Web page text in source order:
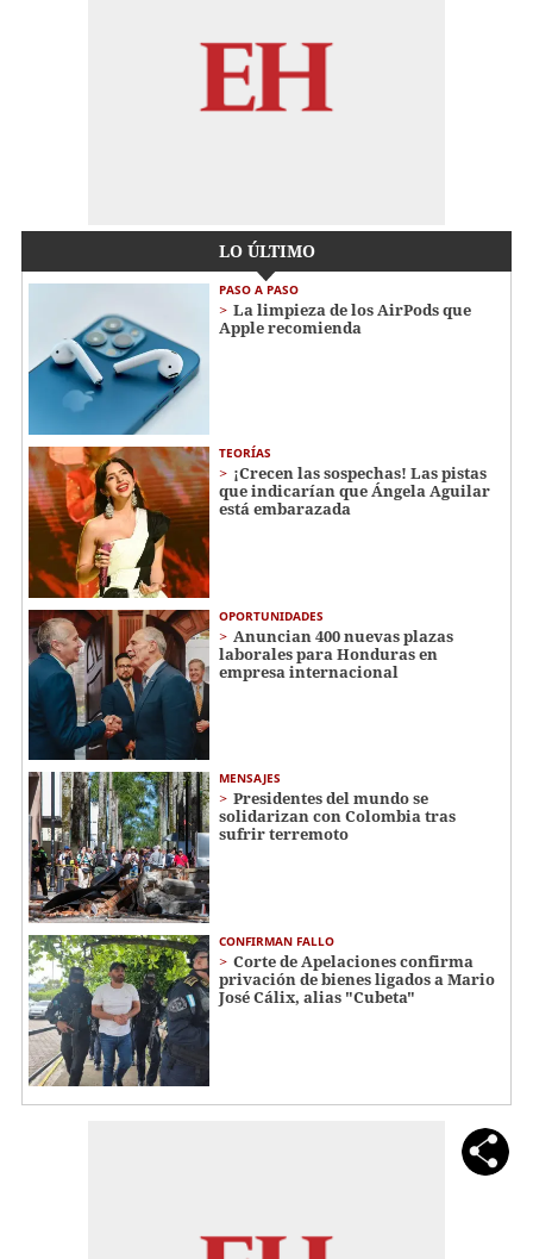
LO ÚLTIMO
PASO A PASO
La limpieza de los AirPods que
Apple recomienda
TEORÍAS
¡Crecen las sospechas! Las pistas
que indicarían que Ángela Aguilar
está embarazada
OPORTUNIDADES
Anuncian 400 nuevas plazas
laborales para Honduras en
empresa internacional
MENSAJES
Presidentes del mundo se
solidarizan con Colombia tras
sufrir terremoto
CONFIRMAN FALLO
Corte de Apelaciones confirma
privación de bienes ligados a Mario
José Cálix, alias "Cubeta"